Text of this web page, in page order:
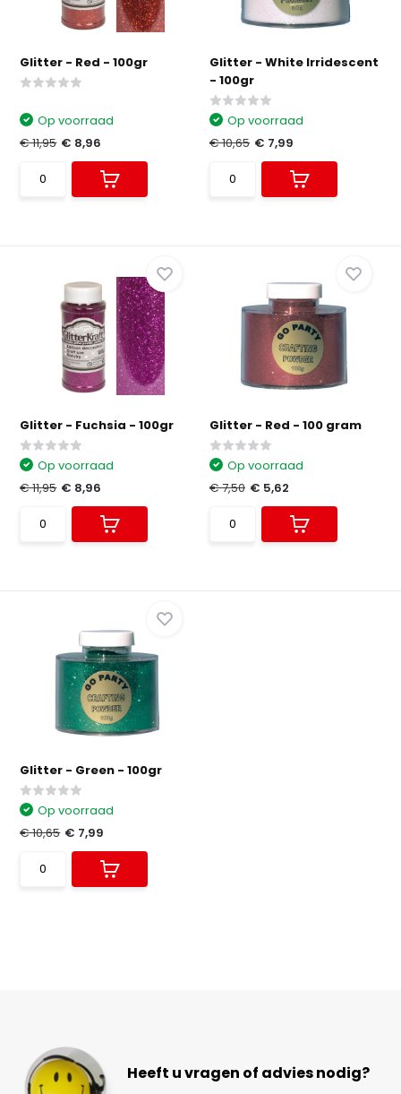
Glitter - Red - 100gr
Op voorraad
€ 11,95 € 8,96
Glitter - White Irridescent
- 100gr
Op voorraad
€ 10,65 € 7,99
Glitter - Fuchsia - 100gr
Op voorraad
€ 11,95 € 8,96
Glitter - Red - 100 gram
Op voorraad
€ 7,50 € 5,62
Glitter - Green - 100gr
Op voorraad
€ 10,65 € 7,99
Heeft u vragen of advies nodig?